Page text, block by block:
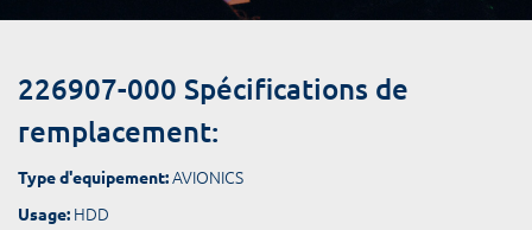
226907-000 Spécifications de
remplacement:
Type d'equipement:AVIONICS
Usage: HDD